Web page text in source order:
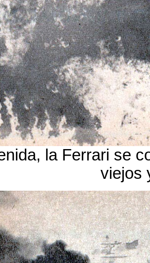
la Ferrari se
viejos